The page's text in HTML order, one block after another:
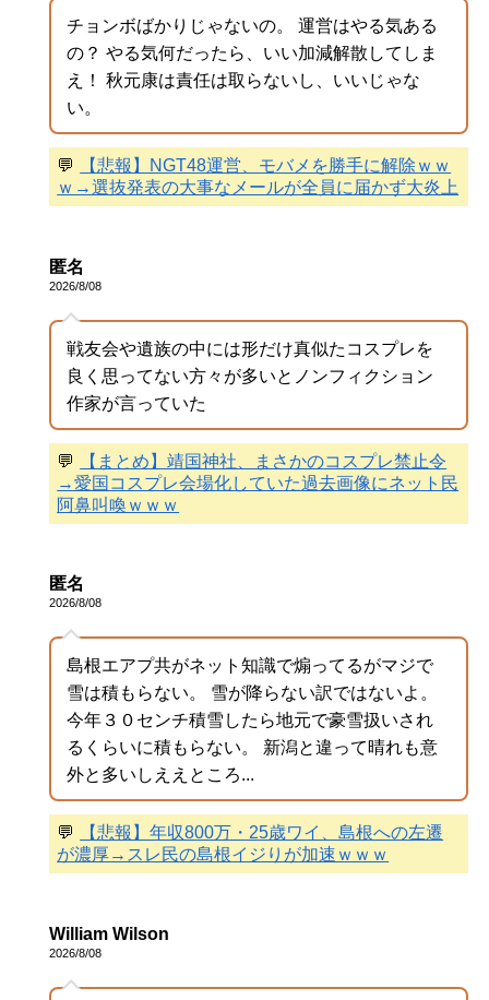
チョンボばかりじゃないの。 運営はやる気ある
の？ やる気何だったら、いい加減解散してしま
え！ 秋元康は責任は取らないし、いいじゃな
い。
💬
【悲報】NGT48運営、モバメを勝手に解除ｗｗ
ｗ→選抜発表の大事なメールが全員に届かず大炎上
匿名
2026/8/08
戦友会や遺族の中には形だけ真似たコスプレを
良く思ってない方々が多いとノンフィクション
作家が言っていた
💬
【まとめ】靖国神社、まさかのコスプレ禁止令
→愛国コスプレ会場化していた過去画像にネット民
阿鼻叫喚ｗｗｗ
匿名
2026/8/08
島根エアプ共がネット知識で煽ってるがマジで
雪は積もらない。 雪が降らない訳ではないよ。
今年３０センチ積雪したら地元で豪雪扱いされ
るくらいに積もらない。 新潟と違って晴れも意
外と多いしええところ...
💬
【悲報】年収800万・25歳ワイ、島根への左遷
が濃厚→スレ民の島根イジりが加速ｗｗｗ
William Wilson
2026/8/08